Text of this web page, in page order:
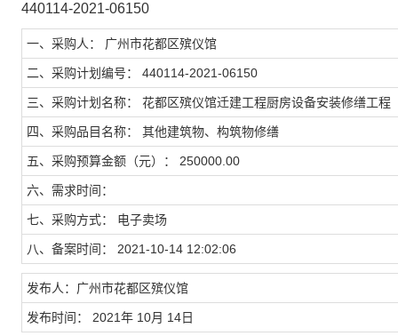
440114-2021-06150
一、采购人： 广州市花都区殡仪馆
二、采购计划编号： 440114-2021-06150
三、采购计划名称： 花都区殡仪馆迁建工程厨房设备安装修缮工程
四、采购品目名称： 其他建筑物、构筑物修缮
五、采购预算金额（元）： 250000.00
六、需求时间：
七、采购方式： 电子卖场
八、备案时间： 2021-10-14 12:02:06
发布人：广州市花都区殡仪馆
发布时间： 2021年 10月 14日